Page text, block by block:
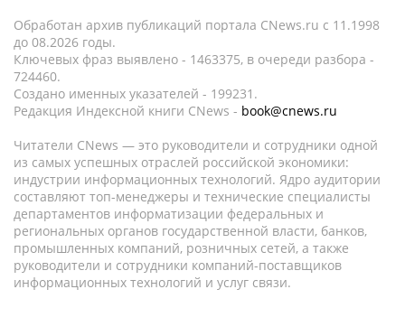
Обработан архив публикаций портала CNews.ru c 11.1998
до 08.2026 годы.
Ключевых фраз выявлено - 1463375, в очереди разбора -
724460.
Создано именных указателей - 199231.
Редакция Индексной книги CNews - book@cnews.ru
Читатели CNews — это руководители и сотрудники одной
из самых успешных отраслей российской экономики:
индустрии информационных технологий. Ядро аудитории
составляют топ-менеджеры и технические специалисты
департаментов информатизации федеральных и
региональных органов государственной власти, банков,
промышленных компаний, розничных сетей, а также
руководители и сотрудники компаний-поставщиков
информационных технологий и услуг связи.